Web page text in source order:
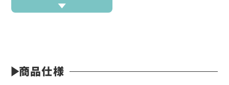
商品仕様